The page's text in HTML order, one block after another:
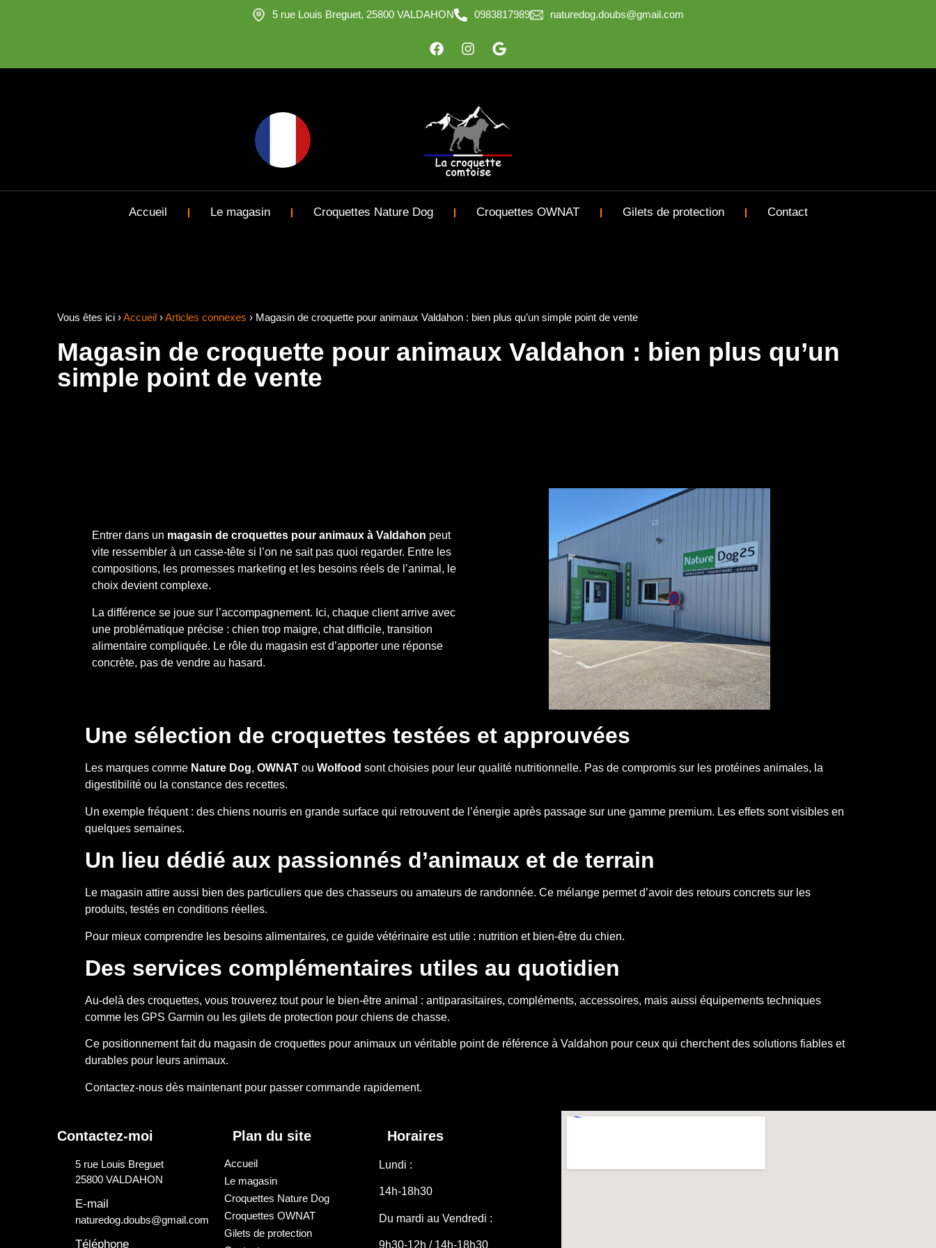
5 rue Louis Breguet, 25800 VALDAHON 0983817989 naturedog.doubs@gmail.com
Accueil Le magasin Croquettes Nature Dog Croquettes OWNAT Gilets de protection Contact
Vous êtes ici ›Accueil ›Articles connexes › Magasin de croquette pour animaux Valdahon : bien plus qu’un simple point de vente
Magasin de croquette pour animaux Valdahon : bien plus qu’un
simple point de vente
Entrer dans un magasin de croquettes pour animaux à Valdahon peut
vite ressembler à un casse-tête si l’on ne sait pas quoi regarder. Entre les
compositions, les promesses marketing et les besoins réels de l’animal, le
choix devient complexe.
La différence se joue sur l’accompagnement. Ici, chaque client arrive avec
une problématique précise : chien trop maigre, chat difficile, transition
alimentaire compliquée. Le rôle du magasin est d’apporter une réponse
concrète, pas de vendre au hasard.
Une sélection de croquettes testées et approuvées
Les marques comme Nature Dog, OWNAT ou Wolfood sont choisies pour leur qualité nutritionnelle. Pas de compromis sur les protéines animales, la
digestibilité ou la constance des recettes.
Un exemple fréquent : des chiens nourris en grande surface qui retrouvent de l’énergie après passage sur une gamme premium. Les effets sont visibles en
quelques semaines.
Un lieu dédié aux passionnés d’animaux et de terrain
Le magasin attire aussi bien des particuliers que des chasseurs ou amateurs de randonnée. Ce mélange permet d’avoir des retours concrets sur les
produits, testés en conditions réelles.
Pour mieux comprendre les besoins alimentaires, ce guide vétérinaire est utile : nutrition et bien-être du chien.
Des services complémentaires utiles au quotidien
Au-delà des croquettes, vous trouverez tout pour le bien-être animal : antiparasitaires, compléments, accessoires, mais aussi équipements techniques
comme les GPS Garmin ou les gilets de protection pour chiens de chasse.
Ce positionnement fait du magasin de croquettes pour animaux un véritable point de référence à Valdahon pour ceux qui cherchent des solutions fiables et
durables pour leurs animaux.
Contactez-nous dès maintenant pour passer commande rapidement.
Contactez-moi
5 rue Louis Breguet
25800 VALDAHON
E-mail
naturedog.doubs@gmail.com
Téléphone
Plan du site
Accueil
Le magasin
Croquettes Nature Dog
Croquettes OWNAT
Gilets de protection
Horaires
Lundi :
14h-18h30
Du mardi au Vendredi :
9h30-12h / 14h-18h30